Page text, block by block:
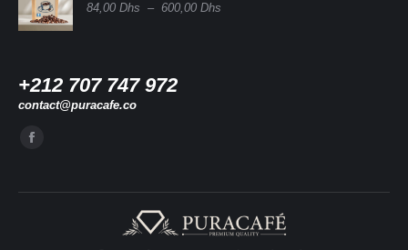
84,00 Dhs – 600,00 Dhs
+212 707 747 972
contact@puracafe.co
Trouvez nous sur :
Facebook